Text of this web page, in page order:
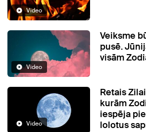
Video
Video
Veiksme
pusē.
visām
Video
Retais
kurām
iespēja
lolotus